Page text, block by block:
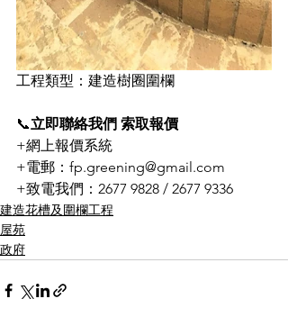
工程類型：建造樹圈圍欄
📞立即聯絡我們 索取報價
+網上報價系統
+電郵：fp.greening@gmail.com
+致電我們：2677 9828 / 2677 9336
建造花槽及圍欄工程
屋苑
政府